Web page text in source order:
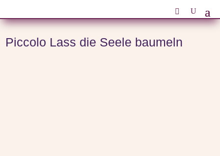
/ Piccolo Lass die Seele baumeln
Piccolo Lass die Seele baumeln